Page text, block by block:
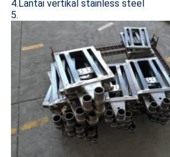
4.Lantai vertikal stainless steel
5.